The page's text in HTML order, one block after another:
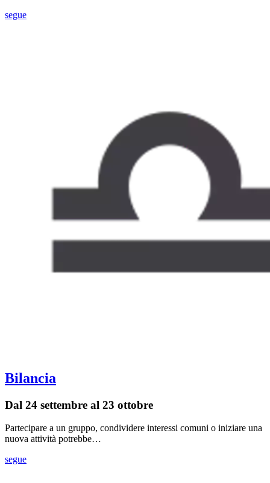
segue
Bilancia
Dal 24 settembre al 23 ottobre
Partecipare a un gruppo, condividere interessi comuni o iniziare una
nuova attività potrebbe…
segue